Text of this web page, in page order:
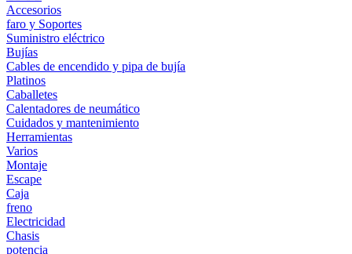
Accesorios
faro y Soportes
Suministro eléctrico
Bujías
Cables de encendido y pipa de bujía
Platinos
Caballetes
Calentadores de neumático
Cuidados y mantenimiento
Herramientas
Varios
Montaje
Escape
Caja
freno
Electricidad
Chasis
potencia